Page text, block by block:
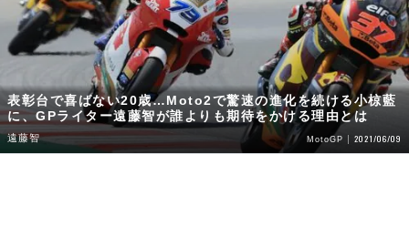
表彰台で喜ばない20歳…Moto2で驚速の進化を続ける小椋藍
に、GPライター遠藤智が誰よりも期待をかける理由とは
遠藤智 MotoGP 2021/06/09